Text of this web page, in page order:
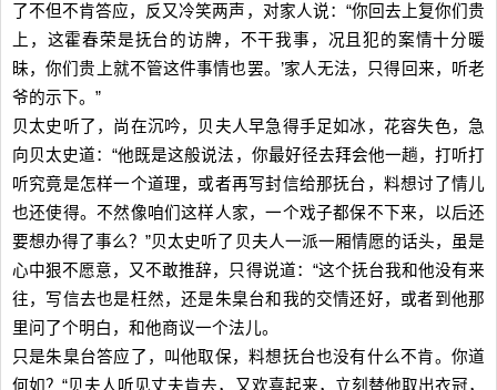
了不但不肯答应，反又冷笑两声，对家人说：“你回去上复你们贵
上，这霍春荣是抚台的访牌，不干我事，况且犯的案情十分暖
昧，你们贵上就不管这件事情也罢。’家人无法，只得回来，听老
爷的示下。”
贝太史听了，尚在沉吟，贝夫人早急得手足如冰，花容失色，急
向贝太史道：“他既是这般说法，你最好径去拜会他一趟，打听打
听究竟是怎样一个道理，或者再写封信给那抚台，料想讨了情儿
也还使得。不然像咱们这样人家，一个戏子都保不下来，以后还
要想办得了事么？”贝太史听了贝夫人一派一厢情愿的话头，虽是
心中狠不愿意，又不敢推辞，只得说道：“这个抚台我和他没有来
往，写信去也是枉然，还是朱臬台和我的交情还好，或者到他那
里问了个明白，和他商议一个法儿。
只是朱臬台答应了，叫他取保，料想抚台也没有什么不肯。你道
何如？“贝夫人听见丈夫肯去，又欢喜起来，立刻替他取出衣冠，